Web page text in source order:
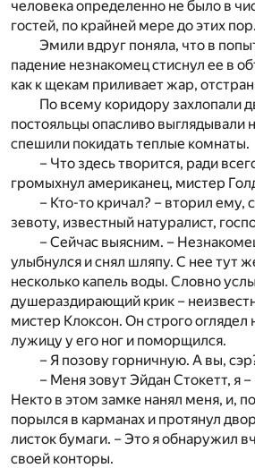
человека определенно не было в
гостей, по крайней мере до этих пор.
Эмили вдруг поняла, что в
падение незнакомец стиснул ее в
как к щекам приливает жар,
По всему коридору захлопали
постояльцы опасливо выглядывали
спешили покидать теплые комнаты.
– Что здесь творится, ради
громыхнул американец, мистер
– Кто-то кричал? – вторил ему,
зевоту, известный натуралист,
– Сейчас выясним. –
улыбнулся и снял шляпу. С нее тут
несколько капель воды. Словно
душераздирающий крик –
мистер Клоксон. Он строго оглядел
лужицу у его ног и поморщился.
– Я позову горничную. А вы,
– Меня зовут Эйдан Стокетт, я
Некто в этом замке нанял меня, и,
порылся в карманах и протянул
листок бумаги. – Это я обнаружил
своей конторы.